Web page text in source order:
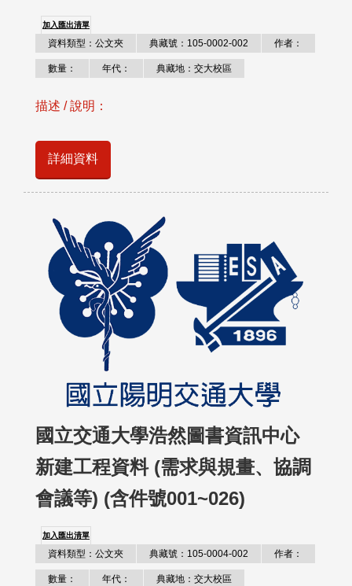
加入匯出清單
資料類型：公文夾 典藏號：105-0002-002 作者：
數量： 年代： 典藏地：交大校區
描述 / 說明：
詳細資料
國立交通大學浩然圖書資訊中心
新建工程資料 (需求與規畫、協調
會議等) (含件號001~026)
加入匯出清單
資料類型：公文夾 典藏號：105-0004-002 作者：
數量： 年代： 典藏地：交大校區